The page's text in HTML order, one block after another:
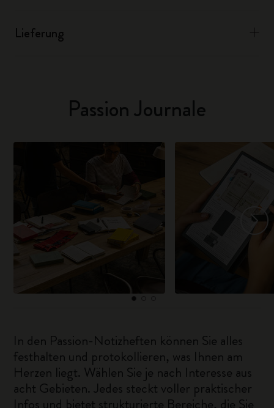
Lieferung
Passion Journale
In den Passion-Notizheften können Sie alles
festhalten und protokollieren, was Ihnen am
Herzen liegt. Wählen Sie je nach Interesse aus
acht Gebieten. Jedes steckt voller praktischer
Infos und bietet strukturierte Bereiche, die Sie